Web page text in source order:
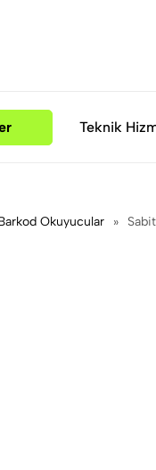
Teknik
Okuyucular »